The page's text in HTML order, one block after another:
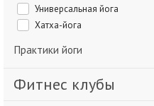
Универсальная йога
Хатха-йога
Практики йоги
Фитнес клубы